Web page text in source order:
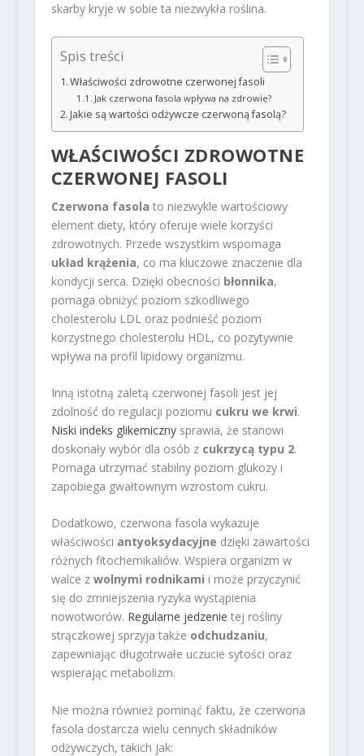
skarby kryje w sobie ta niezwykła roślina.
Spis treści
Właściwości zdrowotne czerwonej fasoli
Jak czerwona fasola wpływa na zdrowie?
Jakie są wartości odżywcze czerwoną fasolą?
WŁAŚCIWOŚCI ZDROWOTNE
CZERWONEJ FASOLI
Czerwona fasola to niezwykle wartościowy
element diety, który oferuje wiele korzyści
zdrowotnych. Przede wszystkim wspomaga
układ krążenia, co ma kluczowe znaczenie dla
kondycji serca. Dzięki obecności błonnika,
pomaga obniżyć poziom szkodliwego
cholesterolu LDL oraz podnieść poziom
korzystnego cholesterolu HDL, co pozytywnie
wpływa na profil lipidowy organizmu.
Inną istotną zaletą czerwonej fasoli jest jej
zdolność do regulacji poziomu cukru we krwi.
Niski indeks glikemicznysprawia, że stanowi
doskonały wybór dla osób z cukrzycą typu 2.
Pomaga utrzymać stabilny poziom glukozy i
zapobiega gwałtownym wzrostom cukru.
Dodatkowo, czerwona fasola wykazuje
właściwości antyoksydacyjne dzięki zawartości
różnych fitochemikaliów. Wspiera organizm w
walce z wolnymi rodnikami i może przyczynić
się do zmniejszenia ryzyka wystąpienia
nowotworów. Regularne jedzenie tej rośliny
strączkowej sprzyja także odchudzaniu,
zapewniając długotrwałe uczucie sytości oraz
wspierając metabolizm.
Nie można również pominąć faktu, że czerwona
fasola dostarcza wielu cennych składników
odżywczych, takich jak: